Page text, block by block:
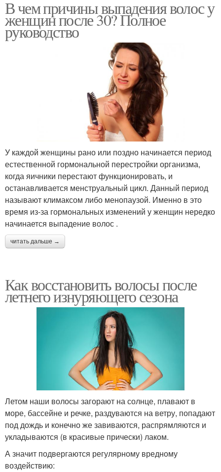
В чем причины выпадения волос у
женщин после 30? Полное
руководство
У каждой женщины рано или поздно начинается период
естественной гормональной перестройки организма,
когда яичники перестают функционировать, и
останавливается менструальный цикл. Данный период
называют климаксом либо менопаузой. Именно в это
время из-за гормональных изменений у женщин нередко
начинается выпадение волос .
читать дальше →
Как восстановить волосы после
летнего изнуряющего сезона
Летом наши волосы загорают на солнце, плавают в
море, бассейне и речке, раздуваются на ветру, попадают
под дождь и конечно же завиваются, распрямляются и
укладываются (в красивые прически) лаком.
А значит подвергаются регулярному вредному
воздействию: